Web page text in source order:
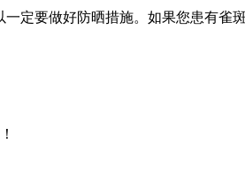
定要做好防晒措施。如果您患有雀